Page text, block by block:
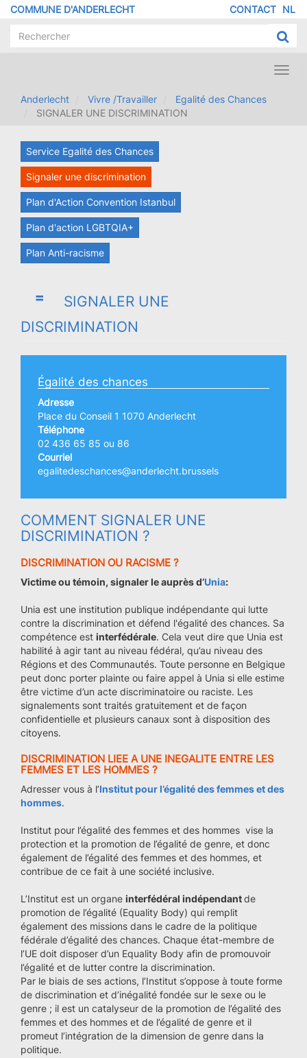
Aller
contenu
COMMUNE D'ANDERLECHT NL
DE
CONTACT
Anderlecht
Vivre /Travailler
Egalité des Chances
SIGNALER UNE DISCRIMINATION
Service Egalité des Chances
Signaler une discrimination
Plan d'Action Convention Istanbul
Plan d'action LGBTQIA+
Plan Anti-racisme
SIGNALER UNE
DISCRIMINATION
Égalité des chances
Adresse
Place du Conseil 1 1070 Anderlecht
Téléphone
02 436 65 85 ou 86
Courriel
egalitedeschances@anderlecht.brussels
COMMENT SIGNALER UNE
DISCRIMINATION ?
DISCRIMINATION OU RACISME ?
Victime ou témoin, signaler le auprès d’Unia:
Unia est une institution publique indépendante qui lutte
contre la discrimination et défend l'égalité des chances. Sa
compétence est interfédérale. Cela veut dire que Unia est
habilité à agir tant au niveau fédéral, qu’au niveau des
Régions et des Communautés. Toute personne en Belgique
peut donc porter plainte ou faire appel à Unia si elle estime
être victime d’un acte discriminatoire ou raciste. Les
signalements sont traités gratuitement et de façon
confidentielle et plusieurs canaux sont à disposition des
citoyens.
DISCRIMINATION LIEE A UNE INEGALITE ENTRE LES
FEMMES ET LES HOMMES ?
Adresser vous à l’Institut pour l’égalité des femmes et des
hommes.
Institut pour l’égalité des femmes et des hommes vise la
protection et la promotion de l’égalité de genre, et donc
également de l’égalité des femmes et des hommes, et
contribue de ce fait à une société inclusive.
L’Institut est un organe interfédéral indépendantde
promotion de l’égalité (Equality Body) qui remplit
également des missions dans le cadre de la politique
fédérale d’égalité des chances. Chaque état-membre de
l’UE doit disposer d’un Equality Body afin de promouvoir
l’égalité et de lutter contre la discrimination.
Par le biais de ses actions, l’Institut s’oppose à toute forme
de discrimination et d’inégalité fondée sur le sexe ou le
genre ; il est un catalyseur de la promotion de l’égalité des
femmes et des hommes et de l’égalité de genre et il
promeut l’intégration de la dimension de genre dans la
politique.